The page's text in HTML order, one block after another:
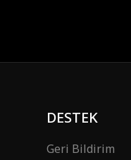
DESTEK
Geri Bildirim